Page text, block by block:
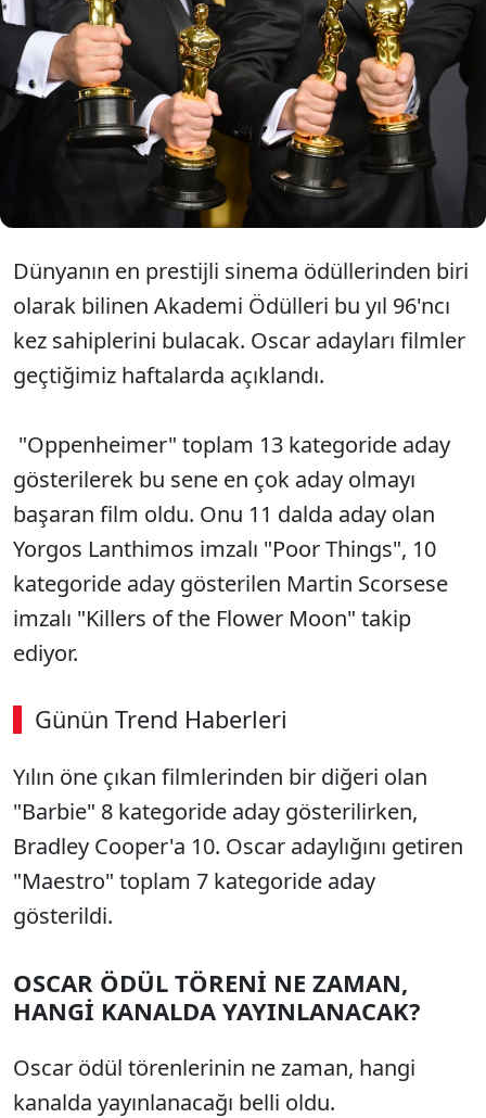
Oscar için geri sayım başladı. Bu yıl 96.'sı
düzenlenecek olan Oscar ödül töreni 10 Mart Pazar
gününü 11 Mart Pazartesiye bağlayan gece
Disney+'ta yayınlanacak, kırmızı halı geçiti 01.30
ödül töreni ise 02.00'de başlayacak. Oscar adayları
filmler 24 ayrı kategoride yarışacak olup,
Oppenheimer, En İyi Film ve En İyi Yönetmen dahil
13 dalda aday gösterildi.
Dünyanın en prestijli sinema ödüllerinden biri
olarak bilinen Akademi Ödülleri bu yıl 96'ncı
kez sahiplerini bulacak. Oscar adayları filmler
geçtiğimiz haftalarda açıklandı.
"Oppenheimer" toplam 13 kategoride aday
gösterilerek bu sene en çok aday olmayı
başaran film oldu. Onu 11 dalda aday olan
Yorgos Lanthimos imzalı "Poor Things", 10
kategoride aday gösterilen Martin Scorsese
imzalı "Killers of the Flower Moon" takip
ediyor.
Günün Trend Haberleri
00:04 / 02:14
Sesi Aç
Yılın öne çıkan filmlerinden bir diğeri olan
"Barbie" 8 kategoride aday gösterilirken,
Bradley Cooper'a 10. Oscar adaylığını getiren
"Maestro" toplam 7 kategoride aday
gösterildi.
OSCAR ÖDÜL TÖRENİ NE ZAMAN,
HANGİ KANALDA YAYINLANACAK?
Oscar ödül törenlerinin ne zaman, hangi
kanalda yayınlanacağı belli oldu.